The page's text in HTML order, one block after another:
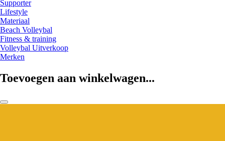
Supporter
Lifestyle
Materiaal
Beach Volleybal
Fitness & training
Volleybal Uitverkoop
Merken
Toevoegen aan winkelwagen...